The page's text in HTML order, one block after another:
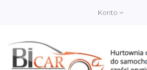
Konto